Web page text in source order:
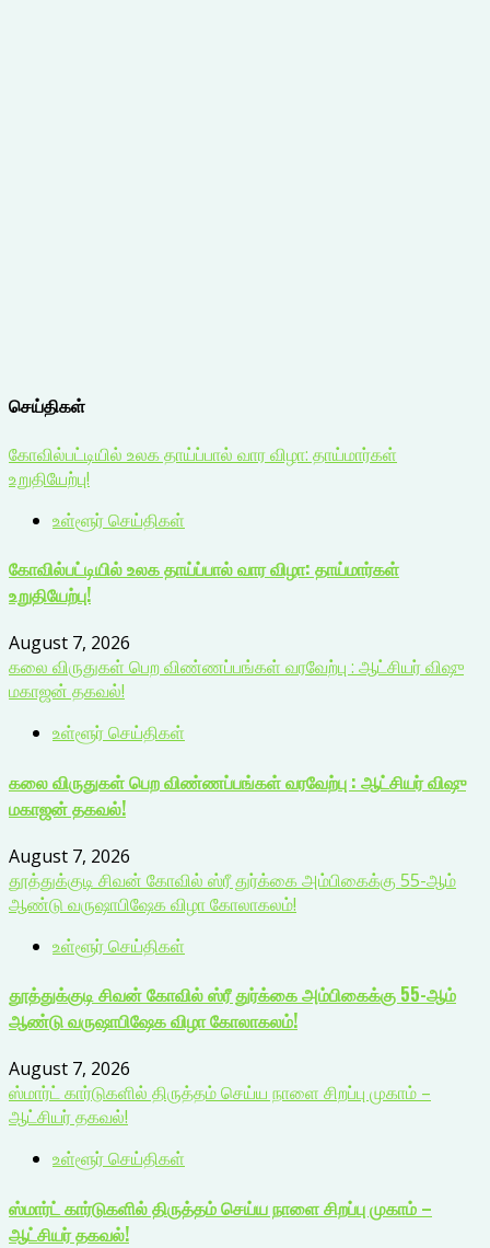
செய்திகள்
கோவில்பட்டியில் உலக தாய்ப்பால் வார விழா: தாய்மார்கள்
உறுதியேற்பு!
உள்ளூர் செய்திகள்
கோவில்பட்டியில் உலக தாய்ப்பால் வார விழா: தாய்மார்கள்
உறுதியேற்பு!
August 7, 2026
கலை விருதுகள் பெற விண்ணப்பங்கள் வரவேற்பு : ஆட்சியர் விஷு
மகாஜன் தகவல்!
உள்ளூர் செய்திகள்
கலை விருதுகள் பெற விண்ணப்பங்கள் வரவேற்பு : ஆட்சியர் விஷு
மகாஜன் தகவல்!
August 7, 2026
தூத்துக்குடி சிவன் கோவில் ஸ்ரீ துர்க்கை அம்பிகைக்கு 55-ஆம்
ஆண்டு வருஷாபிஷேக விழா கோலாகலம்!
உள்ளூர் செய்திகள்
தூத்துக்குடி சிவன் கோவில் ஸ்ரீ துர்க்கை அம்பிகைக்கு 55-ஆம்
ஆண்டு வருஷாபிஷேக விழா கோலாகலம்!
August 7, 2026
ஸ்மார்ட் கார்டுகளில் திருத்தம் செய்ய நாளை சிறப்பு முகாம் –
ஆட்சியர் தகவல்!
உள்ளூர் செய்திகள்
ஸ்மார்ட் கார்டுகளில் திருத்தம் செய்ய நாளை சிறப்பு முகாம் –
ஆட்சியர் தகவல்!